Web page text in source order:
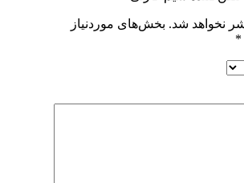
نخواهد شد. بخش‌های موردنیاز
*